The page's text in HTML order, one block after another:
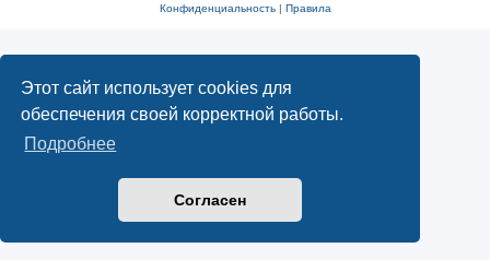
Этот сайт использует cookies для
обеспечения своей корректной работы.
Подробнее
Согласен
Конфиденциальность| Правила